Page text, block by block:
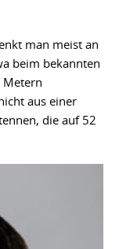
man meist an
beim bekannten
Metern
aus einer
die auf 52